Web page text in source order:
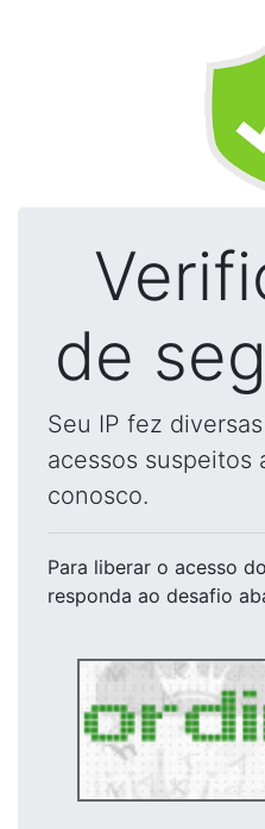
de
Seu IP fez
acessos suspeitos
conosco.
Para liberar o acesso
responda ao desafio